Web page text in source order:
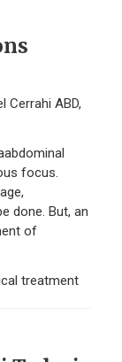
Cerrahi ABD,
focus.
done. But, an
of
treatment